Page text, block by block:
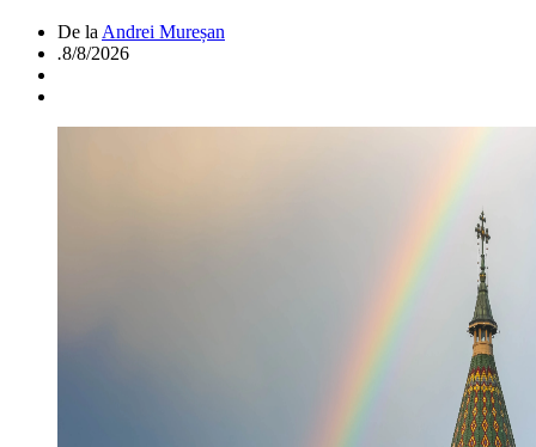
De la Andrei Mureșan
.8/8/2026